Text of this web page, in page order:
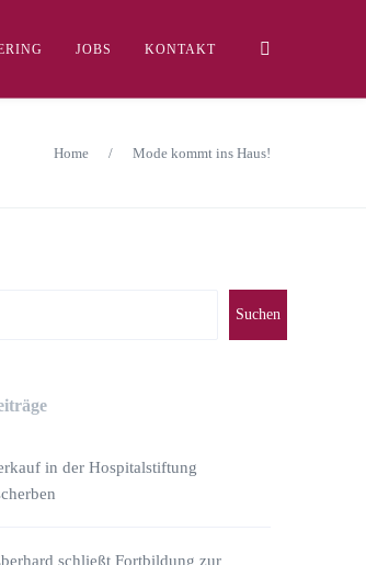
JOBS KONTAKT
Home / Mode kommt ins Haus!
Suchen
in der Hospitalstiftung
schließt Fortbildung zur